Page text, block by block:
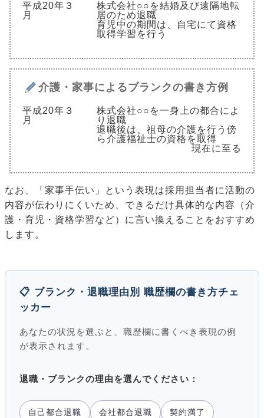
平成20年３
月
株式会社○○を結婚及び遠隔地転
居のため退職
育児中の期間は、自宅にて資格
取得学習を行う
介護・家事によるブランクの書き方例
平成20年３
月
株式会社○○を一身上の都合によ
り退職
退職後は、祖母の介護を行う傍
ら介護福祉士の資格を取得
現在に至る
なお、「家事手伝い」という表現は採用担当者に活動の
内容が伝わりにくいため、できるだけ具体的な内容（介
護・育児・資格学習など）に言い換えることをおすすめ
します。
📋 ブランク・退職理由別 職歴欄の書き方チェ
ッカー
あなたの状況を選ぶと、職歴欄に書くべき表現の例
が表示されます。
退職・ブランクの理由を選んでください：
自己都合退職 会社都合退職 契約満了